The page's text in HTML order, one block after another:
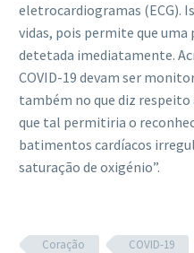
eletrocardiogramas (ECG).
vidas, pois permite que uma
detetada imediatamente.
COVID-19 devam ser
também no que diz
que tal permitiria o
batimentos cardíacos
saturação de oxigénio”.
Coração COVID-19